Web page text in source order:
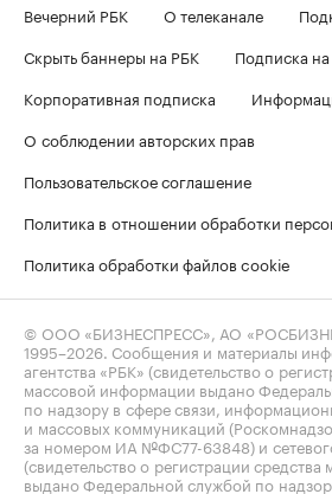
Вечерний РБК
О телеканале
Скрыть баннеры на РБК
Подписка
Корпоративная подписка
О соблюдении авторских прав
Пользовательское соглашение
Политика в отношении обработки
Политика обработки файлов cookie
© ООО «БИЗНЕСПРЕСС», АО
1995–2026 . Сообщения и материалы
агентства «РБК» (свидетельство о
массовой информации выдано
по надзору в сфере связи,
и массовых коммуникаций
за номером ИА №ФС77-63848) и
(свидетельство о регистрации
выдано Федеральной службой по